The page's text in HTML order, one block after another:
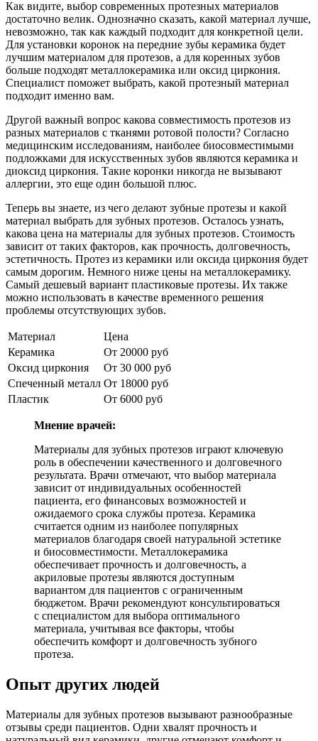
Как видите, выбор современных протезных материалов
достаточно велик. Однозначно сказать, какой материал лучше,
невозможно, так как каждый подходит для конкретной цели.
Для установки коронок на передние зубы керамика будет
лучшим материалом для протезов, а для коренных зубов
больше подходят металлокерамика или оксид циркония.
Специалист поможет выбрать, какой протезный материал
подходит именно вам.
Другой важный вопрос какова совместимость протезов из
разных материалов с тканями ротовой полости? Согласно
медицинским исследованиям, наиболее биосовместимыми
подложками для искусственных зубов являются керамика и
диоксид циркония. Такие коронки никогда не вызывают
аллергии, это еще один большой плюс.
Теперь вы знаете, из чего делают зубные протезы и какой
материал выбрать для зубных протезов. Осталось узнать,
какова цена на материалы для зубных протезов. Стоимость
зависит от таких факторов, как прочность, долговечность,
эстетичность. Протез из керамики или оксида циркония будет
самым дорогим. Немного ниже цены на металлокерамику.
Самый дешевый вариант пластиковые протезы. Их также
можно использовать в качестве временного решения
проблемы отсутствующих зубов.
Материал
Цена
Керамика
От 20000 руб
Оксид циркония
От 30 000 руб
Спеченный металл От 18000 руб
Пластик
От 6000 руб
Мнение врачей:
Материалы для зубных протезов играют ключевую
роль в обеспечении качественного и долговечного
результата. Врачи отмечают, что выбор материала
зависит от индивидуальных особенностей
пациента, его финансовых возможностей и
ожидаемого срока службы протеза. Керамика
считается одним из наиболее популярных
материалов благодаря своей натуральной эстетике
и биосовместимости. Металлокерамика
обеспечивает прочность и долговечность, а
акриловые протезы являются доступным
вариантом для пациентов с ограниченным
бюджетом. Врачи рекомендуют консультироваться
с специалистом для выбора оптимального
материала, учитывая все факторы, чтобы
обеспечить комфорт и долговечность зубного
протеза.
Опыт других людей
Материалы для зубных протезов вызывают разнообразные
отзывы среди пациентов. Одни хвалят прочность и